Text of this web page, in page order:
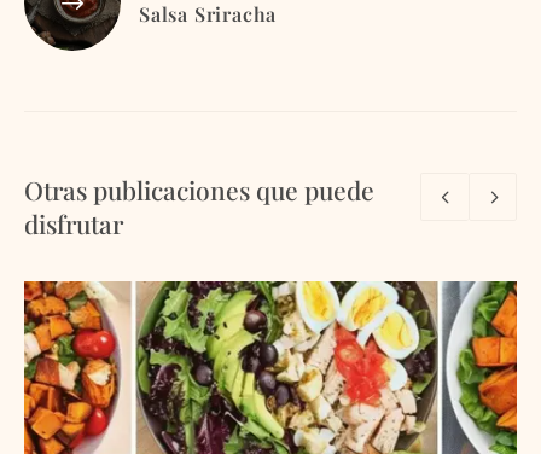
Salsa Sriracha
Otras publicaciones que puede
disfrutar